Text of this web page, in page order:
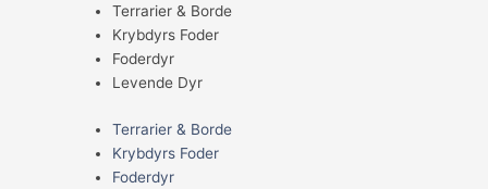
Terrarier & Borde
Krybdyrs Foder
Foderdyr
Levende Dyr
Terrarier & Borde
Krybdyrs Foder
Foderdyr